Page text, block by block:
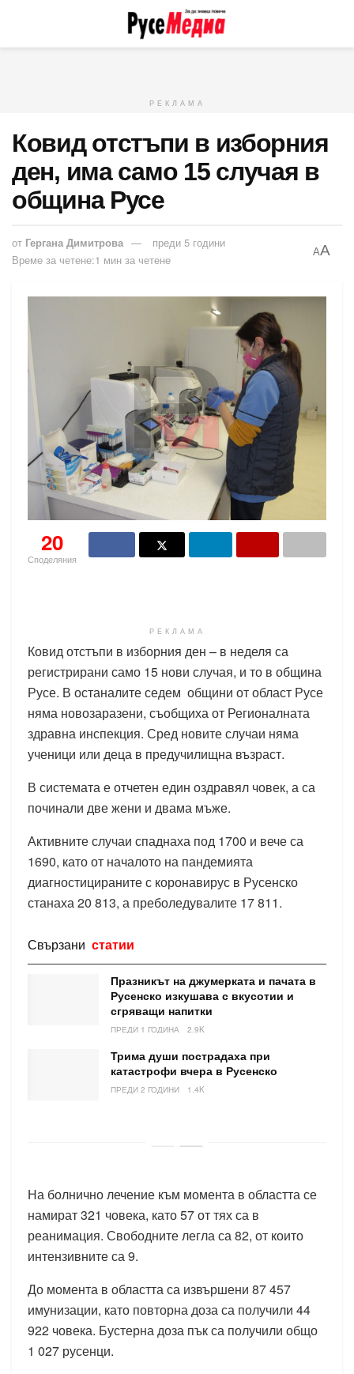
РЕКЛАМА
Ковид отстъпи в изборния
ден, има само 15 случая в
община Русе
от Гергана Димитрова
преди 5 години
Време за четене:1 мин за четене
AA
20
Споделяния
РЕКЛАМА
Ковид отстъпи в изборния ден – в неделя са
регистрирани само 15 нови случая, и то в община
Русе. В останалите седем общини от област Русе
няма новозаразени, съобщиха от Регионалната
здравна инспекция. Сред новите случаи няма
ученици или деца в предучилищна възраст.
В системата е отчетен един оздравял човек, а са
починали две жени и двама мъже.
Активните случаи спаднаха под 1700 и вече са
1690, като от началото на пандемията
диагностицираните с коронавирус в Русенско
станаха 20 813, а преболедувалите 17 811.
Свързани статии
Празникът на джумерката и пачата в
Русенско изкушава с вкусотии и
сгряващи напитки
ПРЕДИ 1 ГОДИНА 2.9K
Трима души пострадаха при
катастрофи вчера в Русенско
ПРЕДИ 2 ГОДИНИ 1.4K
На болнично лечение към момента в областта се
намират 321 човека, като 57 от тях са в
реанимация. Свободните легла са 82, от които
интензивните са 9.
До момента в областта са извършени 87 457
имунизации, като повторна доза са получили 44
922 човека. Бустерна доза пък са получили общо
1 027 русенци.